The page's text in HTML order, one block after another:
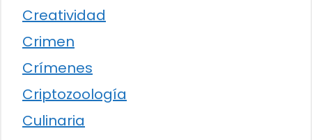
Creatividad
Crimen
Crímenes
Criptozoología
Culinaria